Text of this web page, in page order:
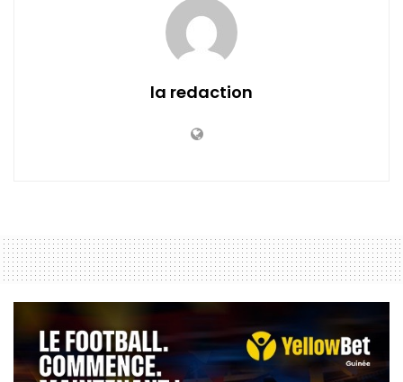
la redaction